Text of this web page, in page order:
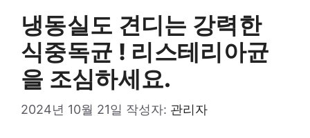
냉동실도 견디는 강력한
식중독균 ! 리스테리아균
을 조심하세요.
2024년 10월 21일 작성자: 관리자